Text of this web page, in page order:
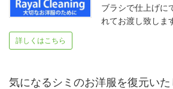
ブラシで仕上げに
れてお渡し致しま
詳しくはこちら
気になるシミのお洋服を復元いた